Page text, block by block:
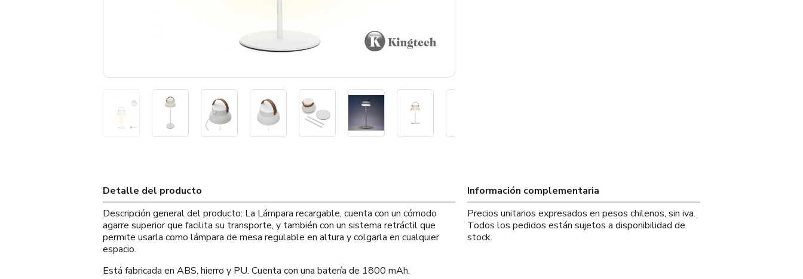
Detalle del producto
Descripción general del producto: La Lámpara recargable, cuenta con un cómodo
agarre superior que facilita su transporte, y también con un sistema retráctil que
permite usarla como lámpara de mesa regulable en altura y colgarla en cualquier
espacio.
Está fabricada en ABS, hierro y PU. Cuenta con una batería de 1800 mAh.
Información complementaria
Precios unitarios expresados en pesos chilenos, sin iva.
Todos los pedidos están sujetos a disponibilidad de
stock.